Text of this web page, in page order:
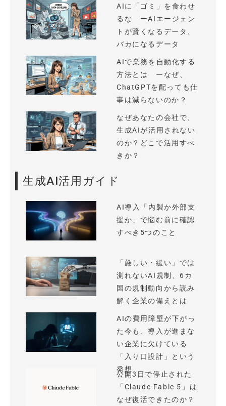
AIに「ゴミ」を食わせ
るな ーAIエージェン
トが賢くなるデータ、
バカになるデータ
AIで業務を自動化する
方法とは ーなぜ、
ChatGPTを配っても仕
事は減らないのか？
なぜあなたの会社で、
生成AIが活用されない
のか？どこで活用すべ
きか？
生成AI活用ガイド
AI導入「内製か外部支
援か」で悩む前に確認
すべき5つのこと
「厳しい・緩い」では
測れないAI規制、6カ
国の規制動向から読み
解く企業の備えとは
AIの費用障壁が下がっ
た今も、導入が進まな
い企業に欠けている
「入り口設計」という
発想
公開3日で停止された
「Claude Fable 5」は
なぜ復活できたのか？